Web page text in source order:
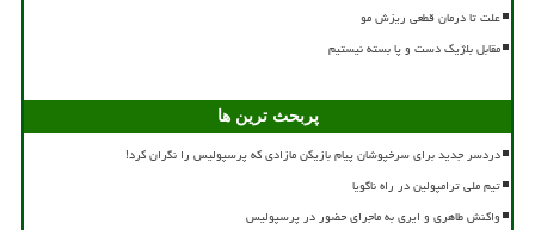
علت تا درمان قطعی ریزش مو
مقابل بلژیک دست و پا بسته نیستیم
پربحث ترین ها
دردسر جدید برای سرخپوشان پیام بازیکن مازادی که پرسپولیس را نگران کرد!
تیم ملی ترامپولین در راه ناگویا
واکنش طاهری و ایری به ماجرای حضور در پرسپولیس